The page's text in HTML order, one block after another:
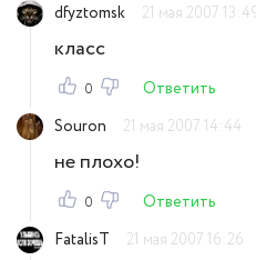
dfyztomsk
21 мая 2007
класс
0
Ответить
Souron
21 мая 2007 14:44
не плохо!
0
Ответить
FatalisT
21 мая 2007 16:26